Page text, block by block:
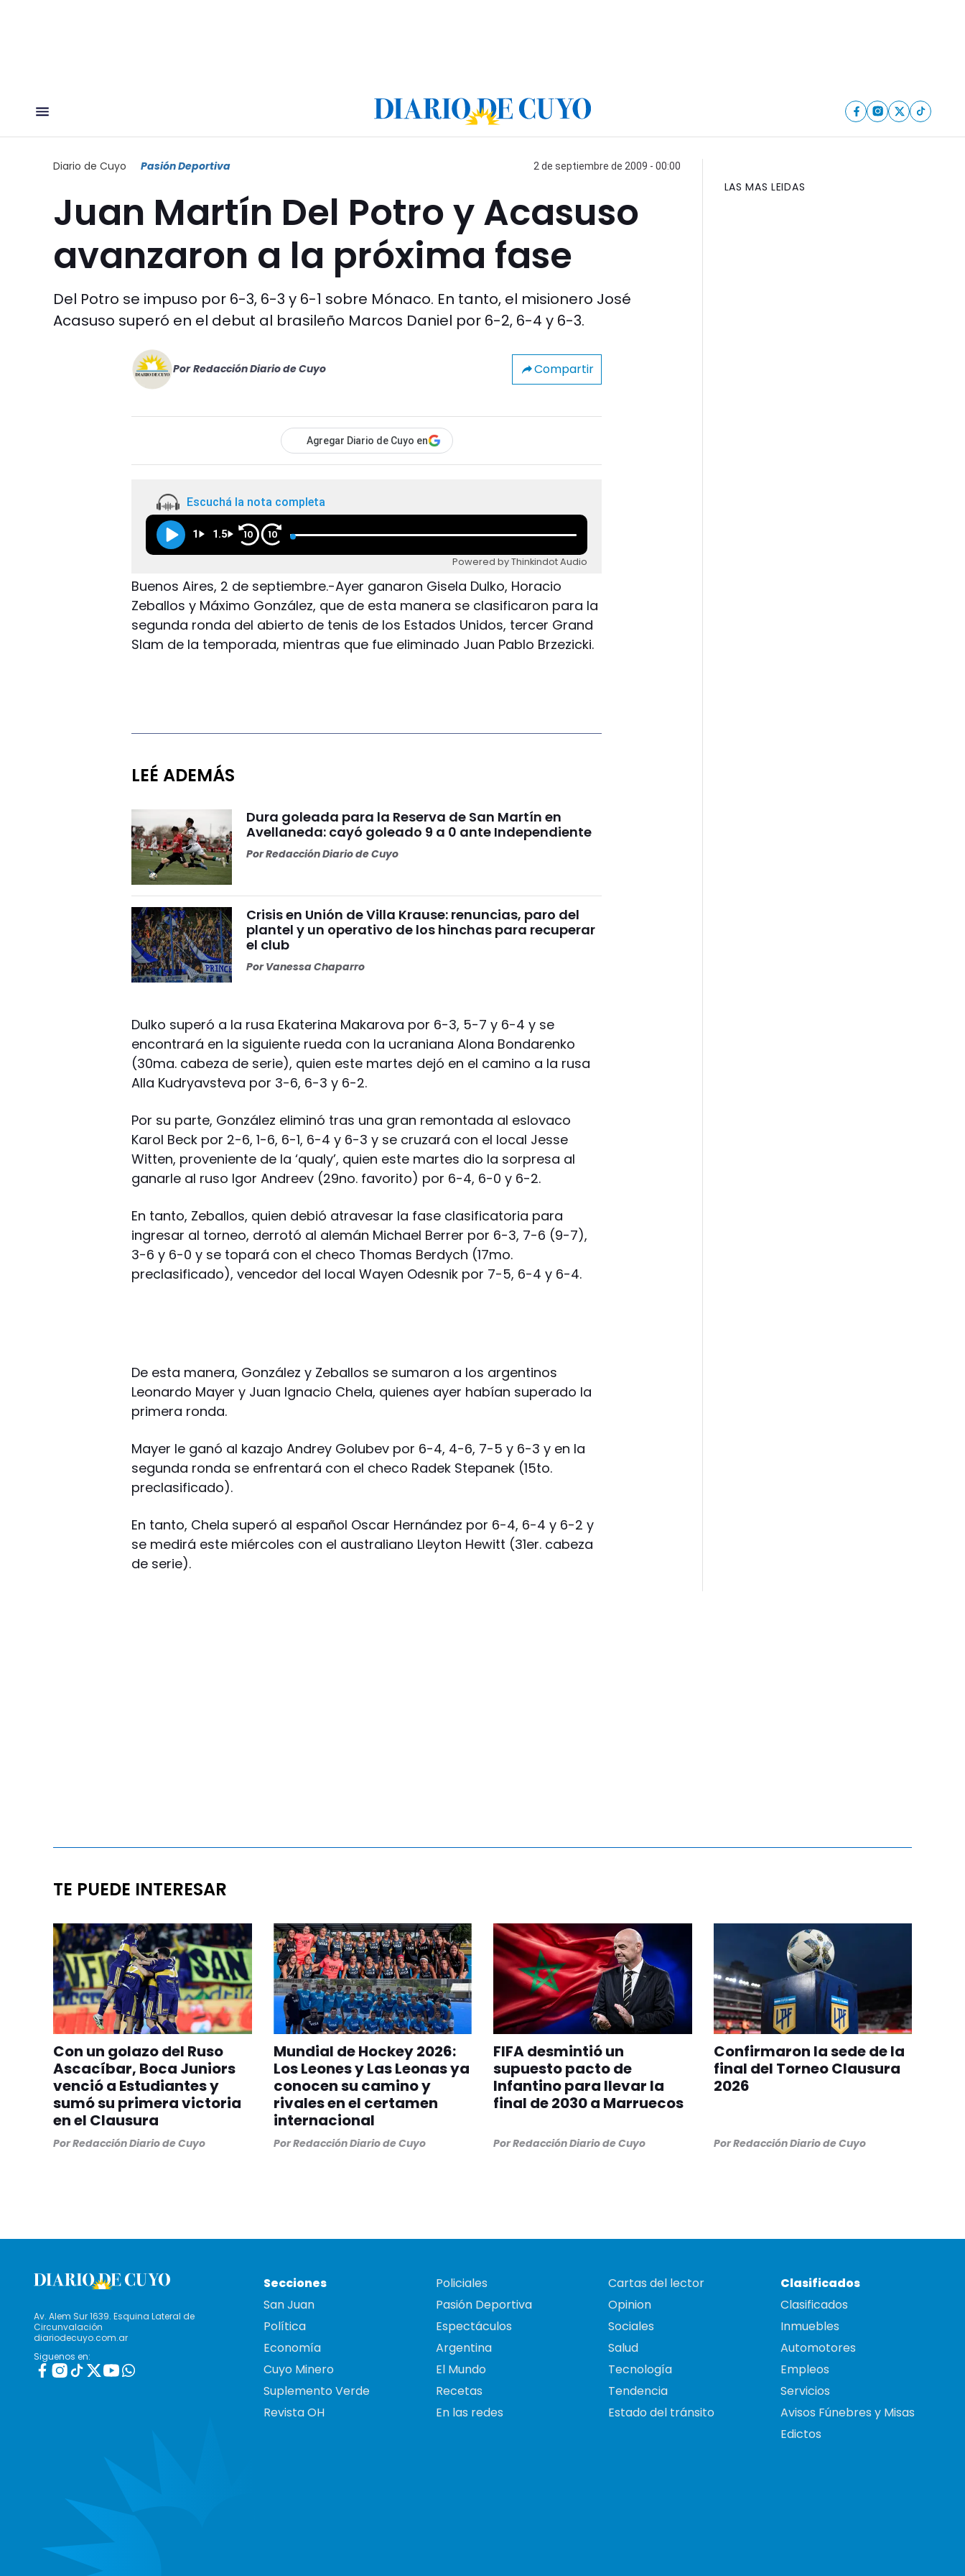
Diario de Cuyo Pasión Deportiva 2 de septiembre de 2009 - 00:00
Juan Martín Del Potro y Acasuso
avanzaron a la próxima fase
Del Potro se impuso por 6-3, 6-3 y 6-1 sobre Mónaco. En tanto, el misionero José
Acasuso superó en el debut al brasileño Marcos Daniel por 6-2, 6-4 y 6-3.
Por Redacción Diario de Cuyo Compartir
Agregar Diario de Cuyo en
Escuchá la nota completa
1 1.5 10 10
Powered by Thinkindot Audio
Buenos Aires, 2 de septiembre.-Ayer ganaron Gisela Dulko, Horacio
Zeballos y Máximo González, que de esta manera se clasificaron para la
segunda ronda del abierto de tenis de los Estados Unidos, tercer Grand
Slam de la temporada, mientras que fue eliminado Juan Pablo Brzezicki.
LEÉ ADEMÁS
Dura goleada para la Reserva de San Martín en
Avellaneda: cayó goleado 9 a 0 ante Independiente
PorRedacción Diario de Cuyo
Crisis en Unión de Villa Krause: renuncias, paro del
plantel y un operativo de los hinchas para recuperar
el club
PorVanessa Chaparro
Dulko superó a la rusa Ekaterina Makarova por 6-3, 5-7 y 6-4 y se
encontrará en la siguiente rueda con la ucraniana Alona Bondarenko
(30ma. cabeza de serie), quien este martes dejó en el camino a la rusa
Alla Kudryavsteva por 3-6, 6-3 y 6-2.
Por su parte, González eliminó tras una gran remontada al eslovaco
Karol Beck por 2-6, 1-6, 6-1, 6-4 y 6-3 y se cruzará con el local Jesse
Witten, proveniente de la ‘qualy’, quien este martes dio la sorpresa al
ganarle al ruso Igor Andreev (29no. favorito) por 6-4, 6-0 y 6-2.
En tanto, Zeballos, quien debió atravesar la fase clasificatoria para
ingresar al torneo, derrotó al alemán Michael Berrer por 6-3, 7-6 (9-7),
3-6 y 6-0 y se topará con el checo Thomas Berdych (17mo.
preclasificado), vencedor del local Wayen Odesnik por 7-5, 6-4 y 6-4.
De esta manera, González y Zeballos se sumaron a los argentinos
Leonardo Mayer y Juan Ignacio Chela, quienes ayer habían superado la
primera ronda.
Mayer le ganó al kazajo Andrey Golubev por 6-4, 4-6, 7-5 y 6-3 y en la
segunda ronda se enfrentará con el checo Radek Stepanek (15to.
preclasificado).
En tanto, Chela superó al español Oscar Hernández por 6-4, 6-4 y 6-2 y
se medirá este miércoles con el australiano Lleyton Hewitt (31er. cabeza
de serie).
LAS MAS LEIDAS
TE PUEDE INTERESAR
Con un golazo del Ruso
Ascacíbar, Boca Juniors
venció a Estudiantes y
sumó su primera victoria
en el Clausura
PorRedacción Diario de Cuyo
Mundial de Hockey 2026:
Los Leones y Las Leonas ya
conocen su camino y
rivales en el certamen
internacional
PorRedacción Diario de Cuyo
FIFA desmintió un
supuesto pacto de
Infantino para llevar la
final de 2030 a Marruecos
PorRedacción Diario de Cuyo
Confirmaron la sede de la
final del Torneo Clausura
2026
PorRedacción Diario de Cuyo
Av. Alem Sur 1639. Esquina Lateral de
Circunvalación
diariodecuyo.com.ar
Siguenos en:
Secciones
San Juan
Política
Economía
Cuyo Minero
Suplemento Verde
Revista OH
Policiales
Pasión Deportiva
Espectáculos
Argentina
El Mundo
Recetas
En las redes
Cartas del lector
Opinion
Sociales
Salud
Tecnología
Tendencia
Estado del tránsito
Clasificados
Clasificados
Inmuebles
Automotores
Empleos
Servicios
Avisos Fúnebres y Misas
Edictos